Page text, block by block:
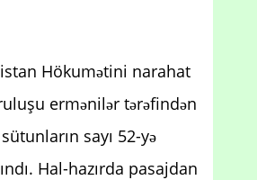
Hökumətini narahat
ermənilər tərəfindən
sayı 52-yə
Hal-hazırda pasajdan